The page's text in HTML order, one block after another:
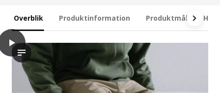
Overblik Produktinformation Produktmål
play
Videoen viser en praktisk demonstration af RISHÖJDEN
RISHÖJDEN Boxmadras med pocketfjedre, 7 zoner